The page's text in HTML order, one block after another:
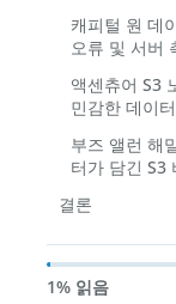
캐피털 원 데
오류 및 서버
액센츄어 S3
민감한 데이
부즈 앨런 해
터가 담긴 S3
결론
1% 읽음